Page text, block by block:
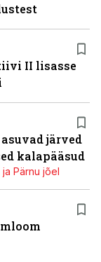
II lisasse
järved
kalapääsud
Pärnu jõel